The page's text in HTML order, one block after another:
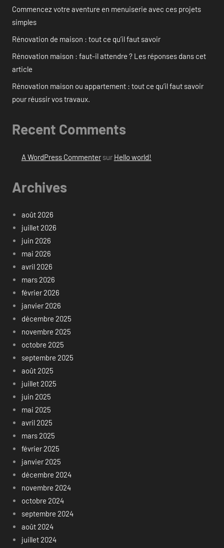
Commencez votre aventure en menuiserie avec ces projets
simples
Rénovation de maison : tout ce qu’il faut savoir
Rénovation maison : faut-il attendre ? Les réponses dans cet
article
Rénovation maison ou appartement : tout ce qu’il faut savoir
pour réussir vos travaux.
Recent Comments
A WordPress Commentersur Hello world!
Archives
août 2026
juillet 2026
juin 2026
mai 2026
avril 2026
mars 2026
février 2026
janvier 2026
décembre 2025
novembre 2025
octobre 2025
septembre 2025
août 2025
juillet 2025
juin 2025
mai 2025
avril 2025
mars 2025
février 2025
janvier 2025
décembre 2024
novembre 2024
octobre 2024
septembre 2024
août 2024
juillet 2024